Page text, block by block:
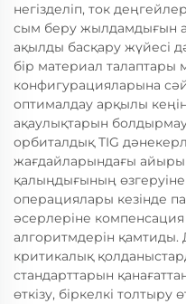
негізделіп, ток
сым беру жылдамдығын
ақылды басқару жүйесі
бір материал талаптары
конфигурацияларына
оптималдау арқылы
ақаулықтарын
орбиталдық TIG
жағдайларындағы
қалыңдығының
операциялары кезінде
әсерлеріне
алгоритмдерін қамтиды.
критикалық
стандарттарын
өткізу, біркелкі толтыру